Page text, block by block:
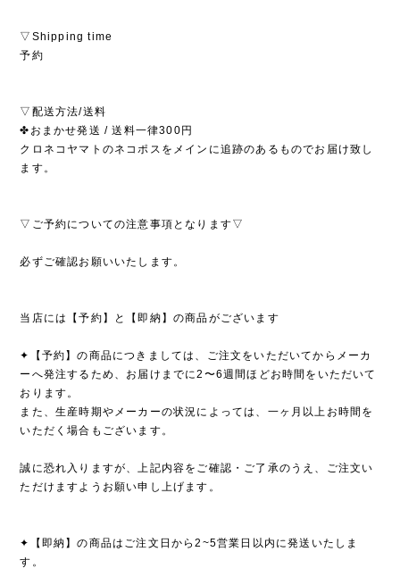
▽Shipping time
予約
▽配送方法/送料
✤おまかせ発送 / 送料一律300円
クロネコヤマトのネコポスをメインに追跡のあるものでお届け致し
ます。
▽ご予約についての注意事項となります▽
必ずご確認お願いいたします。
当店には【予約】と【即納】の商品がございます
✦【予約】の商品につきましては、ご注文をいただいてからメーカ
ーへ発注するため、お届けまでに2〜6週間ほどお時間をいただいて
おります。
また、生産時期やメーカーの状況によっては、一ヶ月以上お時間を
いただく場合もございます。
誠に恐れ入りますが、上記内容をご確認・ご了承のうえ、ご注文い
ただけますようお願い申し上げます。
✦【即納】の商品はご注文日から2~5営業日以内に発送いたしま
す。